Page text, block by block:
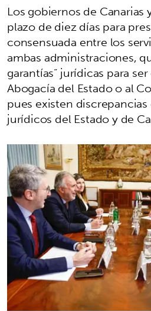
Los gobiernos de Canarias
plazo de diez días para
consensuada entre los
ambas administraciones,
garantías” jurídicas para
Abogacía del Estado o al
pues existen
jurídicos del Estado y de